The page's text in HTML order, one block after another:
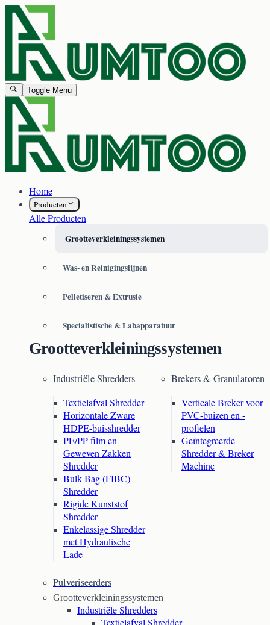
Toggle Menu
Home
Producten
Alle Producten
Grootteverkleiningssystemen
Was- en Reinigingslijnen
Pelletiseren & Extrusie
Specialistische & Labapparatuur
Grootteverkleiningssystemen
Industriële Shredders
Textielafval Shredder
Horizontale Zware
HDPE-buisshredder
PE/PP-film en
Geweven Zakken
Shredder
Bulk Bag (FIBC)
Shredder
Rigide Kunststof
Shredder
Enkelassige Shredder
met Hydraulische
Lade
Brekers & Granulatoren
Verticale Breker voor
PVC-buizen en -
profielen
Geïntegreerde
Shredder & Breker
Machine
Pulveriseerders
Grootteverkleiningssystemen
Industriële Shredders
Textielafval Shredder